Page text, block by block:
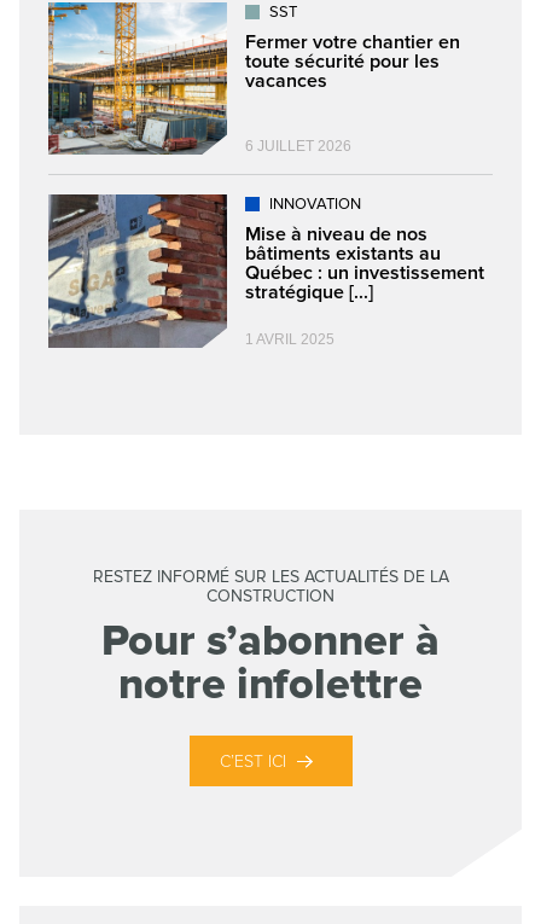
SST
Fermer votre chantier en
toute sécurité pour les
vacances
6 JUILLET 2026
INNOVATION
Mise à niveau de nos
bâtiments existants au
Québec : un investissement
stratégique [...]
1 AVRIL 2025
RESTEZ INFORMÉ SUR LES ACTUALITÉS DE LA
CONSTRUCTION
Pour s’abonner à
notre infolettre
C’EST ICI